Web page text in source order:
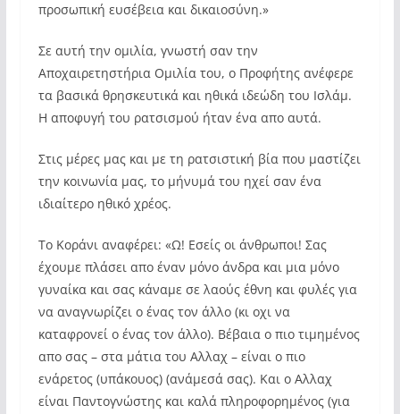
προσωπική ευσέβεια και δικαιοσύνη.»
Σε αυτή την ομιλία, γνωστή σαν την
Αποχαιρετηστήρια Ομιλία του, ο Προφήτης ανέφερε
τα βασικά θρησκευτικά και ηθικά ιδεώδη του Ισλάμ.
Η αποφυγή του ρατσισμού ήταν ένα απο αυτά.
Στις μέρες μας και με τη ρατσιστική βία που μαστίζει
την κοινωνία μας, το μήνυμά του ηχεί σαν ένα
ιδιαίτερο ηθικό χρέος.
Το Κοράνι αναφέρει: «Ω! Εσείς οι άνθρωποι! Σας
έχουμε πλάσει απο έναν μόνο άνδρα και μια μόνο
γυναίκα και σας κάναμε σε λαούς έθνη και φυλές για
να αναγνωρίζει ο ένας τον άλλο (κι οχι να
καταφρονεί ο ένας τον άλλο). Βέβαια ο πιο τιμημένος
απο σας – στα μάτια του Αλλαχ – είναι ο πιο
ενάρετος (υπάκουος) (ανάμεσά σας). Και ο Αλλαχ
είναι Παντογνώστης και καλά πληροφορημένος (για